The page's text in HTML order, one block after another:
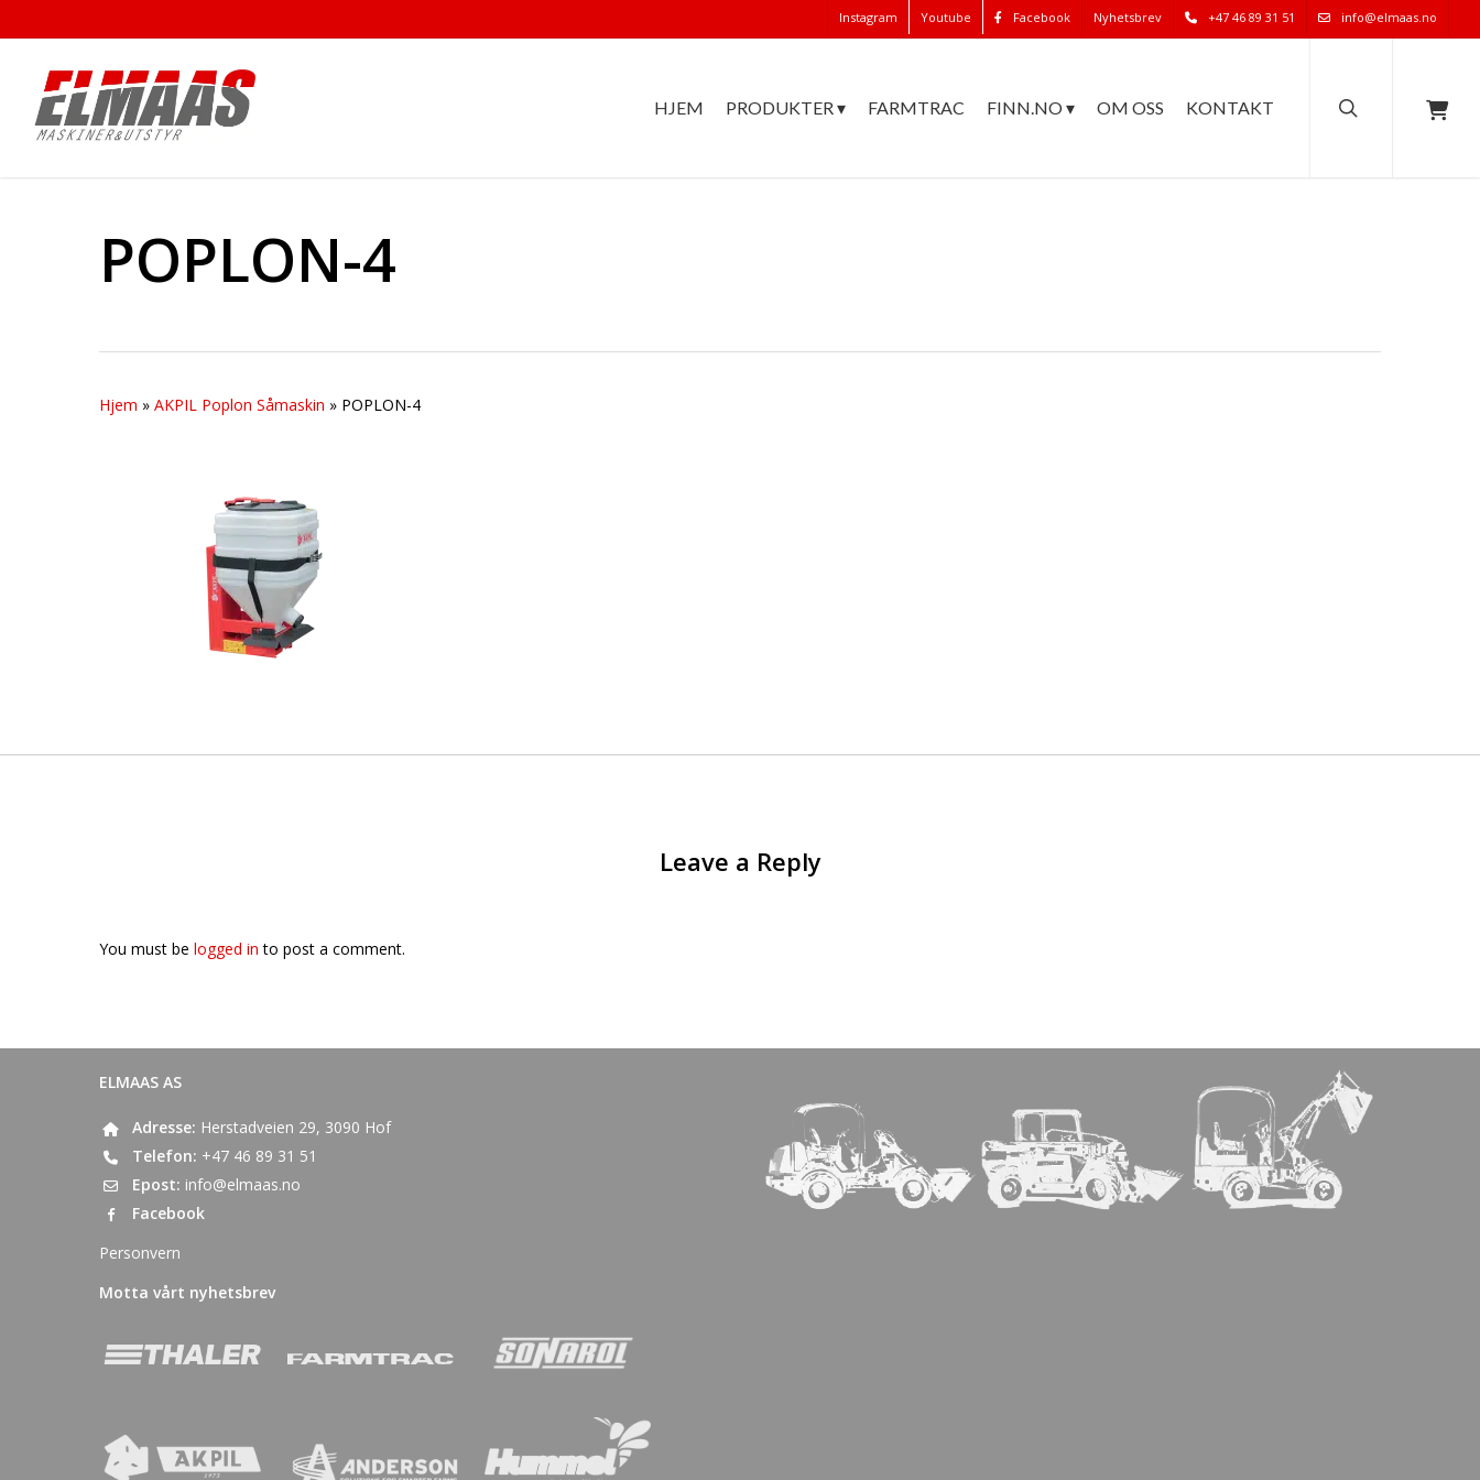
to
content
Instagram Youtube Facebook Nyhetsbrev +47 46 89 31 51 info@elmaas.no
HJEM PRODUKTER ▾ FARMTRAC FINN.NO ▾ OM OSS KONTAKT
POPLON-4
Hjem » AKPIL Poplon Såmaskin » POPLON-4
Leave a Reply
You must be logged in to post a comment.
ELMAAS AS
Adresse: Herstadveien 29, 3090 Hof
Telefon: +47 46 89 31 51
Epost: info@elmaas.no
Facebook
Personvern
Motta vårt nyhetsbrev